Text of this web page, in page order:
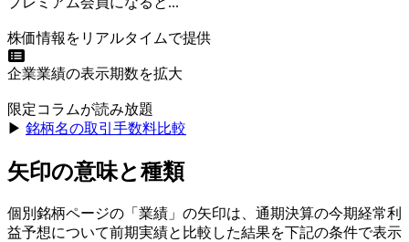
株価情報をリアルタイムで提供
企業業績の表示期数を拡大
限定コラムが読み放題
▶︎ 銘柄名の取引手数料比較
矢印の意味と種類
個別銘柄ページの「業績」の矢印は、通期決算の今期経常利
益予想について前期実績と比較した結果を下記の条件で表示